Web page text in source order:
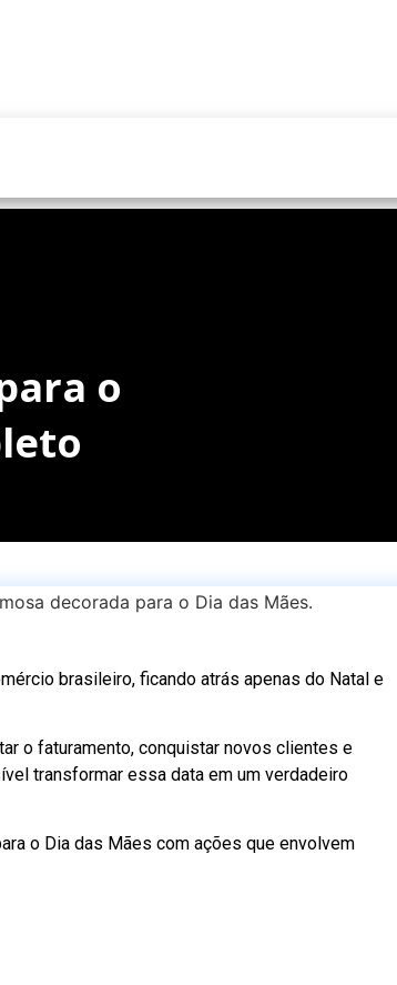
o
brasileiro, ficando atrás apenas do Natal e
o faturamento, conquistar novos clientes e
transformar essa data em um verdadeiro
o Dia das Mães com ações que envolvem